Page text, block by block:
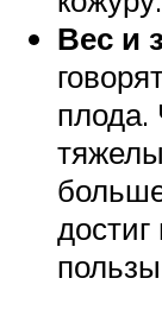
Вес и
плода.